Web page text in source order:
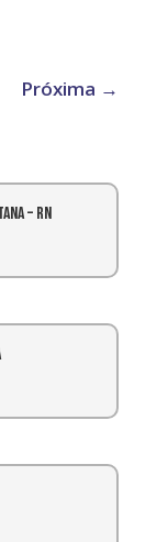
Próxima →
– RN